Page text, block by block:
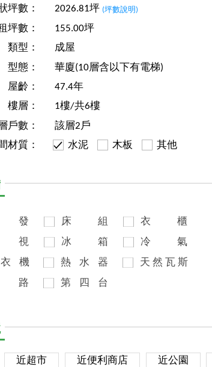
坪數：
2026.81坪 (坪數說明)
坪數：
155.00坪
類型：
成屋
型態：
華廈(10層含以下有電梯)
屋齡：
47.4年
樓層：
1樓/共6樓
戶數：
該層2戶
材質：
水泥 木板 其他
發
視
衣
機
路
床
組
冰
箱
熱
水
器
第
四 台
衣
櫃
冷
氣
天 然 瓦 斯
近超市 近便利商店 近公園